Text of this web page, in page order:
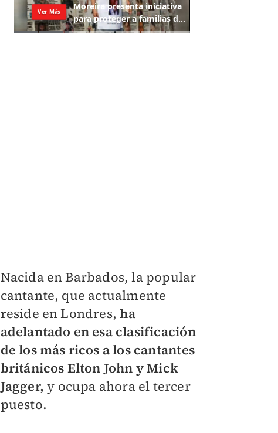
Nacida en Barbados, la popular
cantante, que actualmente
reside en Londres, ha
adelantado en esa clasificación
de los más ricos a los cantantes
británicos Elton John y Mick
Jagger, y ocupa ahora el tercer
puesto.